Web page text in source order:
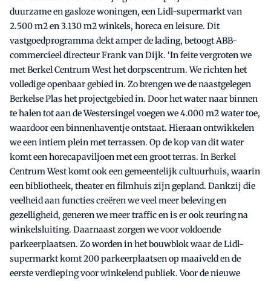
duurzame en gasloze woningen, een Lidl-supermarkt van
2.500 m2 en 3.130 m2 winkels, horeca en leisure. Dit
vastgoedprogramma dekt amper de lading, betoogt ABB-
commercieel directeur Frank van Dijk. ‘In feite vergroten we
met Berkel Centrum West het dorpscentrum. We richten het
volledige openbaar gebied in. Zo brengen we de naastgelegen
Berkelse Plas het projectgebied in. Door het water naar binnen
te halen tot aan de Westersingel voegen we 4.000 m2 water toe,
waardoor een binnenhaventje ontstaat. Hieraan ontwikkelen
we een intiem plein met terrassen. Op de kop van dit water
komt een horecapaviljoen met een groot terras. In Berkel
Centrum West komt ook een gemeentelijk cultuurhuis, waarin
een bibliotheek, theater en filmhuis zijn gepland. Dankzij die
veelheid aan functies creëren we veel meer beleving en
gezelligheid, generen we meer traffic en is er ook reuring na
winkelsluiting. Daarnaast zorgen we voor voldoende
parkeerplaatsen. Zo worden in het bouwblok waar de Lidl-
supermarkt komt 200 parkeerplaatsen op maaiveld en de
eerste verdieping voor winkelend publiek. Voor de nieuwe